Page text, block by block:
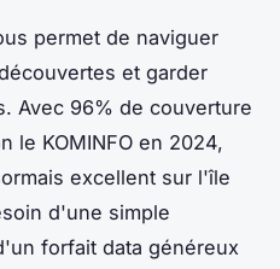
permet de naviguer
et garder
Avec 96% de couverture
le KOMINFO en 2024,
excellent sur l'île
d'une simple
forfait data généreux